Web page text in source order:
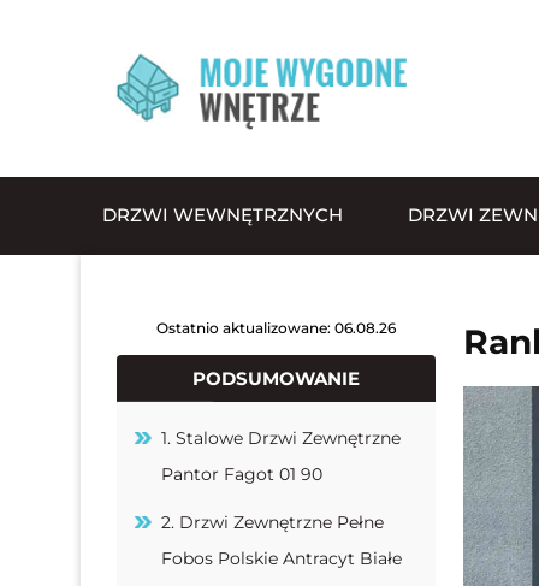
DRZWI WEWNĘTRZNYCH DRZWI
Ostatnio aktualizowane: 06.08.26
PODSUMOWANIE
1. Stalowe Drzwi Zewnętrzne
Pantor Fagot 01 90
2. Drzwi Zewnętrzne Pełne
Fobos Polskie Antracyt Białe